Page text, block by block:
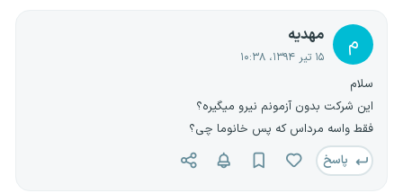
م مهدیه
۱۵ تیر ۱۳۹۴، ۱۰:۳۸
سلام
این شرکت بدون آزمونم نیرو میگیره؟
فقط واسه مرداس که پس خانوما چی؟
پاسخ